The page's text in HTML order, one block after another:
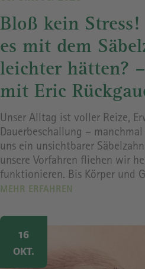
Bloß kein
es mit dem
leichter hätten?
mit Eric
Unser Alltag ist voller Reize,
Dauerbeschallung –
uns ein unsichtbarer
unsere Vorfahren fliehen wir
funktionieren. Bis Körper und
MEHR ERFAHREN
Image
16
OKT.